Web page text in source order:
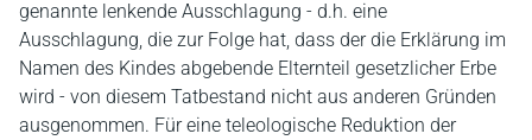
genannte lenkende Ausschlagung - d.h. eine
Ausschlagung, die zur Folge hat, dass der die Erklärung im
Namen des Kindes abgebende Elternteil gesetzlicher Erbe
wird - von diesem Tatbestand nicht aus anderen Gründen
ausgenommen. Für eine teleologische Reduktion der